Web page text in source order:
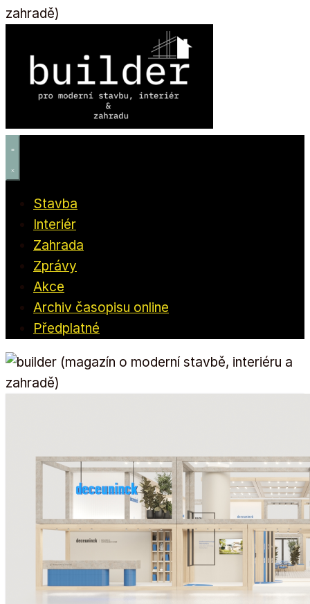
Stavba
Interiér
Zahrada
Zprávy
Akce
Archiv časopisu online
Předplatné